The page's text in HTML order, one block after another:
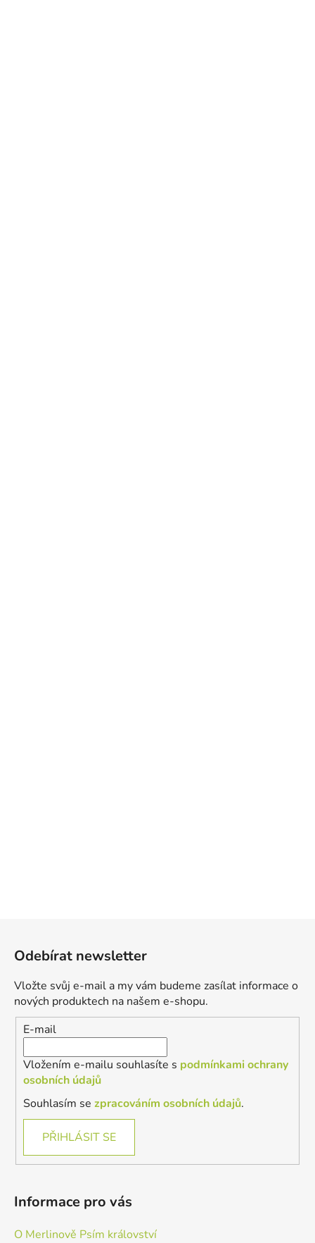
Odebírat newsletter
Vložte svůj e-mail a my vám budeme zasílat informace o
nových produktech na našem e-shopu.
E-mail
Vložením e-mailu souhlasíte s podmínkami ochrany
osobních údajů
Souhlasím se zpracováním osobních údajů.
PŘIHLÁSIT SE
Informace pro vás
O Merlinově Psím království